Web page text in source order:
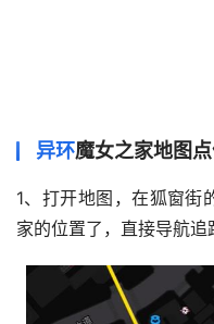
异环魔女之家地图点
1、打开地图，在狐窗街
家的位置了，直接导航追